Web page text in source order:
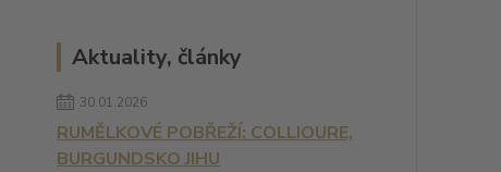
Aktuality, články
30.01.2026
RUMĚLKOVÉ POBŘEŽÍ: COLLIOURE,
BURGUNDSKO JIHU